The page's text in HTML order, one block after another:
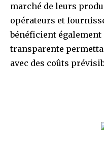
marché de leurs
opérateurs et
bénéficient
transparente
avec des coûts